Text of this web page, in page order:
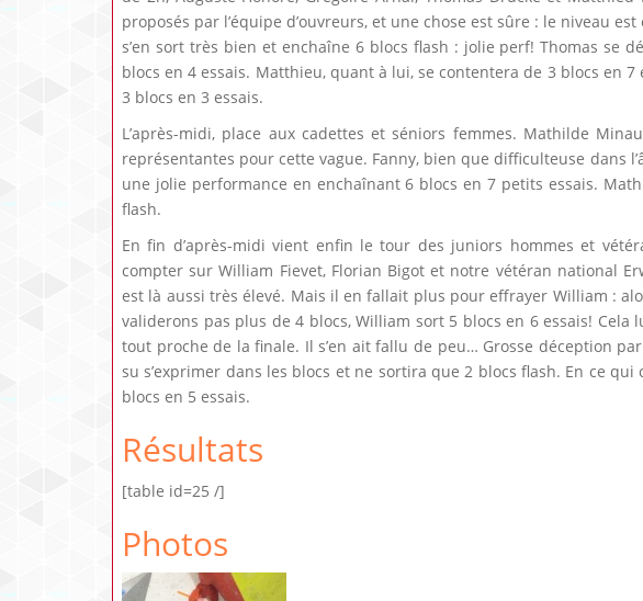
proposés par l’équipe d’ouvreurs, et une chose est sûre : le niveau
s’en sort très bien et enchaîne 6 blocs flash : jolie perf! Thomas se
blocs en 4 essais. Matthieu, quant à lui, se contentera de 3 blocs en 7
3 blocs en 3 essais.
L’après-midi, place aux cadettes et séniors femmes. Mathilde
représentantes pour cette vague. Fanny, bien que difficulteuse dans
une jolie performance en enchaînant 6 blocs en 7 petits essais.
flash.
En fin d’après-midi vient enfin le tour des juniors hommes et
compter sur William Fievet, Florian Bigot et notre vétéran national
est là aussi très élevé. Mais il en fallait plus pour effrayer William :
validerons pas plus de 4 blocs, William sort 5 blocs en 6 essais!
tout proche de la finale. Il s’en ait fallu de peu… Grosse déception
su s’exprimer dans les blocs et ne sortira que 2 blocs flash. En ce
blocs en 5 essais.
Résultats
[table id=25 /]
Photos